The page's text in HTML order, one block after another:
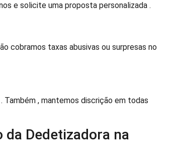
e solicite uma proposta personalizada .
cobramos taxas abusivas ou surpresas no
Também , mantemos discrição em todas
Dedetizadora na